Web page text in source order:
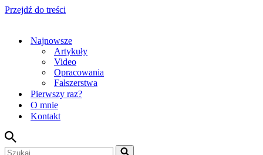
Przejdź do treści
Najnowsze
Artykuły
Video
Opracowania
Fałszerstwa
Pierwszy raz?
O mnie
Kontakt
Szukaj...